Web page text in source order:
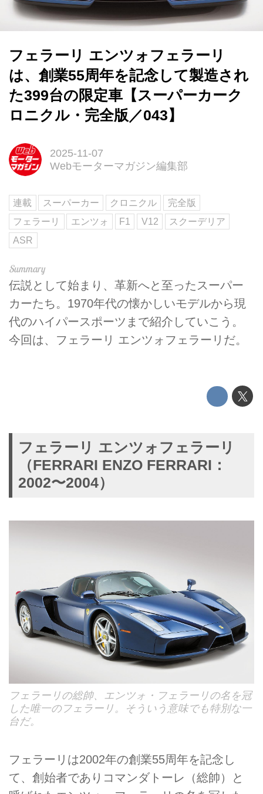
フェラーリ エンツォフェラーリ
は、創業55周年を記念して製造され
た399台の限定車【スーパーカーク
ロニクル・完全版／043】
2025-11-07
Webモーターマガジン編集部
連載 スーパーカー クロニクル
完全版
フェラーリ
エンツォ F1 V12
スクーデリア
ASR
伝説として始まり、革新へと至ったスーパー
カーたち。1970年代の懐かしいモデルから現
代のハイパースポーツまで紹介していこう。
今回は、フェラーリ エンツォフェラーリだ。
フェラーリ エンツォフェラーリ
（FERRARI ENZO FERRARI：
2002〜2004）
フェラーリの総帥、エンツォ・フェラーリの名を冠
した唯一のフェラーリ。そういう意味でも特別な一
台だ。
フェラーリは2002年の創業55周年を記念し
て、創始者でありコマンダトーレ（総帥）と